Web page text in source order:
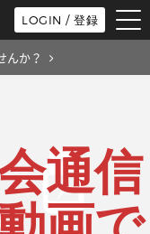
LOGIN / 登録
んか？
通信